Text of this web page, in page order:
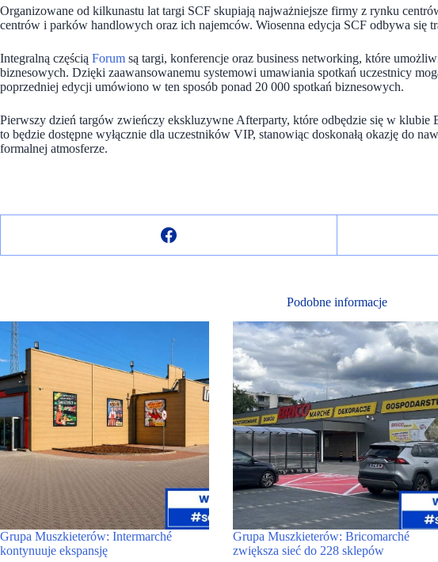
Organizowane od kilkunastu lat targi SCF skupiają najważniejsze firmy z rynku
centrów i parków handlowych oraz ich najemców. Wiosenna edycja SCF odbywa się
Integralną częścią Forum są targi, konferencje oraz business networking, które
biznesowych. Dzięki zaawansowanemu systemowi umawiania spotkań uczestnicy
poprzedniej edycji umówiono w ten sposób ponad 20 000 spotkań biznesowych.
Pierwszy dzień targów zwieńczy ekskluzywne Afterparty, które odbędzie się w
to będzie dostępne wyłącznie dla uczestników VIP, stanowiąc doskonałą okazję do
formalnej atmosferze.
Podobne informacje
Grupa Muszkieterów: Intermarché
kontynuuje ekspansję
Grupa Muszkieterów: Bricomarché
zwiększa sieć do 228 sklepów